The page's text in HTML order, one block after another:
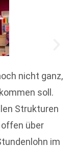
nicht ganz,
soll.
Strukturen
offen über
im